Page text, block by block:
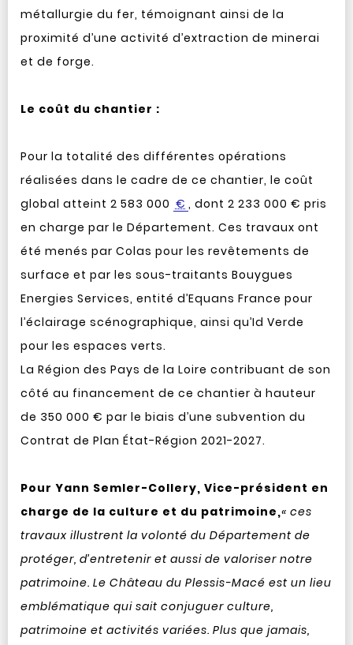
métallurgie du fer, témoignant ainsi de la
proximité d’une activité d’extraction de minerai
et de forge.
Le coût du chantier :
Pour la totalité des différentes opérations
réalisées dans le cadre de ce chantier, le coût
global atteint 2 583 000 € , dont 2 233 000 € pris
en charge par le Département. Ces travaux ont
été menés par Colas pour les revêtements de
surface et par les sous-traitants Bouygues
Energies Services, entité d’Equans France pour
l’éclairage scénographique, ainsi qu’Id Verde
pour les espaces verts.
La Région des Pays de la Loire contribuant de son
côté au financement de ce chantier à hauteur
de 350 000 € par le biais d’une subvention du
Contrat de Plan État-Région 2021-2027.
Pour Yann Semler-Collery, Vice-président en
charge de la culture et du patrimoine,« ces
travaux illustrent la volonté du Département de
protéger, d’entretenir et aussi de valoriser notre
patrimoine. Le Château du Plessis-Macé est un lieu
emblématique qui sait conjuguer culture,
patrimoine et activités variées. Plus que jamais,